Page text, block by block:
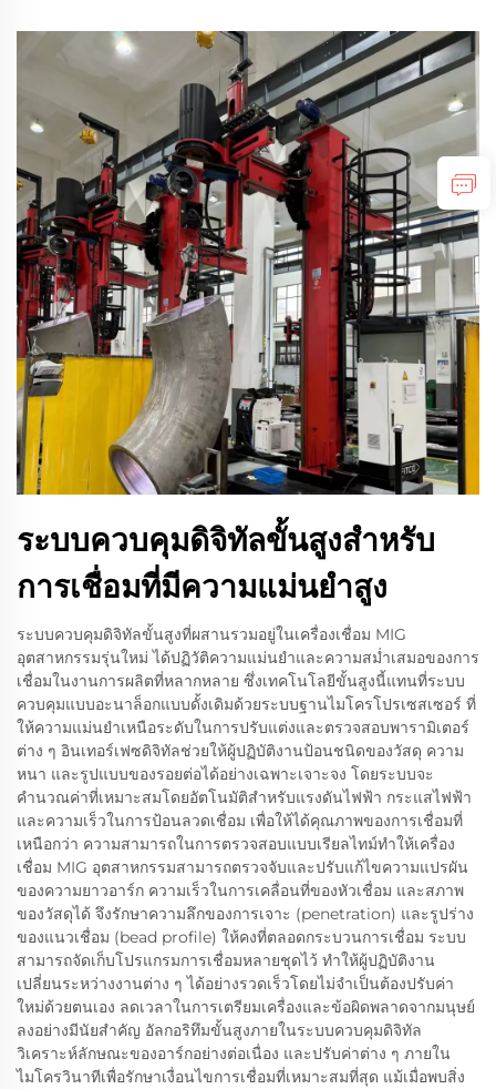
ระบบควบคุมดิจิทัลขั้นสูงสำหรับ
การเชื่อมที่มีความแม่นยำสูง
ระบบควบคุมดิจิทัลขั้นสูงที่ผสานรวมอยู่ในเครื่องเชื่อม MIG
อุตสาหกรรมรุ่นใหม่ ได้ปฏิวัติความแม่นยำและความสม่ำเสมอของการ
เชื่อมในงานการผลิตที่หลากหลาย ซึ่งเทคโนโลยีขั้นสูงนี้แทนที่ระบบ
ควบคุมแบบอะนาล็อกแบบดั้งเดิมด้วยระบบฐานไมโครโปรเซสเซอร์ ที่
ให้ความแม่นยำเหนือระดับในการปรับแต่งและตรวจสอบพารามิเตอร์
ต่าง ๆ อินเทอร์เฟซดิจิทัลช่วยให้ผู้ปฏิบัติงานป้อนชนิดของวัสดุ ความ
หนา และรูปแบบของรอยต่อได้อย่างเฉพาะเจาะจง โดยระบบจะ
คำนวณค่าที่เหมาะสมโดยอัตโนมัติสำหรับแรงดันไฟฟ้า กระแสไฟฟ้า
และความเร็วในการป้อนลวดเชื่อม เพื่อให้ได้คุณภาพของการเชื่อมที่
เหนือกว่า ความสามารถในการตรวจสอบแบบเรียลไทม์ทำให้เครื่อง
เชื่อม MIG อุตสาหกรรมสามารถตรวจจับและปรับแก้ไขความแปรผัน
ของความยาวอาร์ก ความเร็วในการเคลื่อนที่ของหัวเชื่อม และสภาพ
ของวัสดุได้ จึงรักษาความลึกของการเจาะ (penetration) และรูปร่าง
ของแนวเชื่อม (bead profile) ให้คงที่ตลอดกระบวนการเชื่อม ระบบ
สามารถจัดเก็บโปรแกรมการเชื่อมหลายชุดไว้ ทำให้ผู้ปฏิบัติงาน
เปลี่ยนระหว่างงานต่าง ๆ ได้อย่างรวดเร็วโดยไม่จำเป็นต้องปรับค่า
ใหม่ด้วยตนเอง ลดเวลาในการเตรียมเครื่องและข้อผิดพลาดจากมนุษย์
ลงอย่างมีนัยสำคัญ อัลกอริทึมขั้นสูงภายในระบบควบคุมดิจิทัล
วิเคราะห์ลักษณะของอาร์กอย่างต่อเนื่อง และปรับค่าต่าง ๆ ภายใน
ไมโครวินาทีเพื่อรักษาเงื่อนไขการเชื่อมที่เหมาะสมที่สุด แม้เมื่อพบสิ่ง